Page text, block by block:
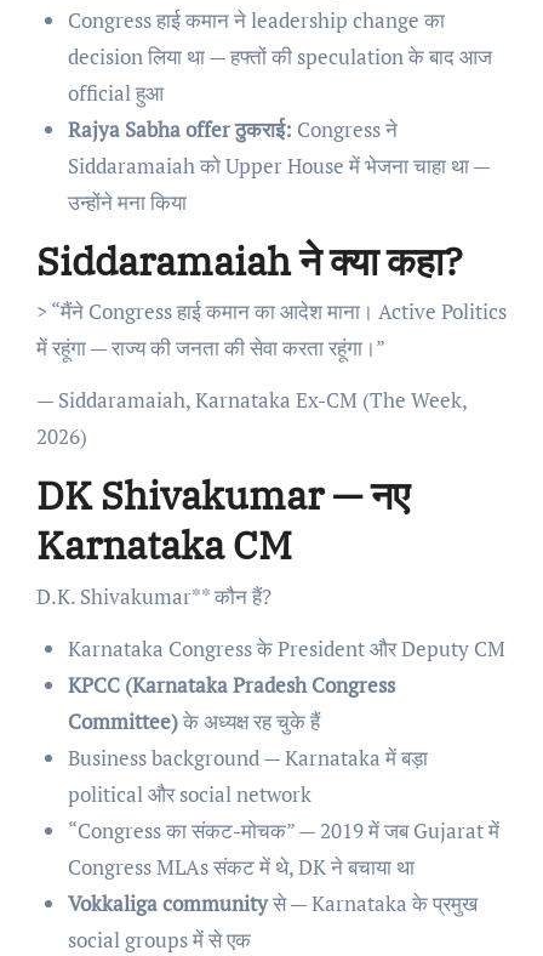
Congress हाई कमान ने leadership change का
decision लिया था — हफ्तों की speculation के बाद आज
official हुआ
Rajya Sabha offer ठुकराई: Congress ने
Siddaramaiah को Upper House में भेजना चाहा था —
उन्होंने मना किया
Siddaramaiah ने क्या कहा?
> “मैंने Congress हाई कमान का आदेश माना। Active Politics
में रहूंगा — राज्य की जनता की सेवा करता रहूंगा।”
— Siddaramaiah, Karnataka Ex-CM (The Week,
2026)
DK Shivakumar — नए
Karnataka CM
D.K. Shivakumar** कौन हैं?
Karnataka Congress के President और Deputy CM
KPCC (Karnataka Pradesh Congress
Committee)के अध्यक्ष रह चुके हैं
Business background — Karnataka में बड़ा
political और social network
“Congress का संकट-मोचक” — 2019 में जब Gujarat में
Congress MLAs संकट में थे, DK ने बचाया था
Vokkaliga communityसे — Karnataka के प्रमुख
social groups में से एक